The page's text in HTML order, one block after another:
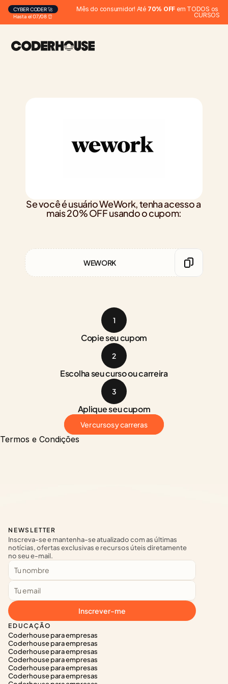
Hasta el 07/08 ⏰
CYBER CODER 🚀 Mês do consumidor! Até 70% OFF em TODOS os
CURSOS
Se você é usuário WeWork, tenha acesso a
mais 20% OFF usando o cupom:
WEWORK
1
Copie seu cupom
2
Escolha seu curso ou carreira
3
Aplique seu cupom
Ver cursos y carreras
Termos e Condições
EDUCAÇÃO
Coderhouse para empresas
Coderhouse para empresas
Coderhouse para empresas
Coderhouse para empresas
Coderhouse para empresas
Coderhouse para empresas
NEWSLETTER
Inscreva-se e mantenha-se atualizado com as últimas
notícias, ofertas exclusivas e recursos úteis diretamente
no seu e-mail.
Inscrever-me